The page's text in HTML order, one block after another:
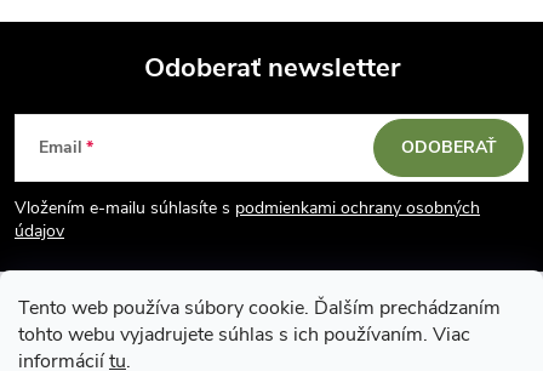
Tento web používa súbory cookie. Ďalším prechádzaním
tohto webu vyjadrujete súhlas s ich používaním. Viac
informáciítu.
Z
á
p
ä
Odoberať newsletter
Email
Vložením e-mailu súhlasíte s podmienkami ochrany osobných
údajov
ODOBERAŤ